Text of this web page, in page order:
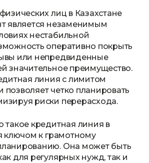
лиц в Казахстане
является незаменимым
нестабильной
оперативно покрыть
или непредвиденные
значительное преимущество.
линия с лимитом
четко планировать
риски перерасхода.
такое кредитная линия в
ключом к грамотному
Она может быть
для регулярных нужд, так и